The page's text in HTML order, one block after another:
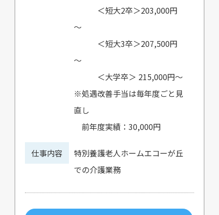
＜短大2卒＞203,000円
～
＜短大3卒＞207,500円
～
＜大学卒＞ 215,000円～
※処遇改善手当は毎年度ごと見
直し
前年度実績：30,000円
仕事内容
特別養護老人ホームエコーが丘
での介護業務